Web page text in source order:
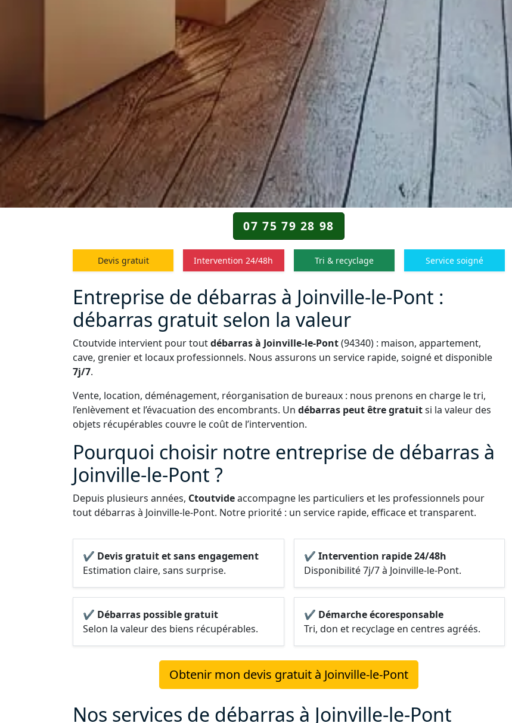
07 75 79 28 98
Devis gratuit Intervention 24/48h Tri & recyclage Service soigné
Entreprise de débarras à Joinville-le-Pont :
débarras gratuit selon la valeur
Ctoutvide intervient pour toutdébarras à Joinville-le-Pont(94340) : maison, appartement,
cave, grenier et locaux professionnels. Nous assurons un service rapide, soigné et disponible
7j/7.
Vente, location, déménagement, réorganisation de bureaux : nous prenons en charge le tri,
l’enlèvement et l’évacuation des encombrants. Un débarras peut être gratuitsi la valeur des
objets récupérables couvre le coût de l’intervention.
Pourquoi choisir notre entreprise de débarras à
Joinville-le-Pont ?
Depuis plusieurs années, Ctoutvideaccompagne les particuliers et les professionnels pour
tout débarras à Joinville-le-Pont. Notre priorité : un service rapide, efficace et transparent.
✔ Devis gratuit et sans engagement
Estimation claire, sans surprise.
✔ Intervention rapide 24/48h
Disponibilité 7j/7 à Joinville-le-Pont.
✔ Débarras possible gratuit
Selon la valeur des biens récupérables.
✔ Démarche écoresponsable
Tri, don et recyclage en centres agréés.
Obtenir mon devis gratuit à Joinville-le-Pont
Nos services de débarras à Joinville-le-Pont